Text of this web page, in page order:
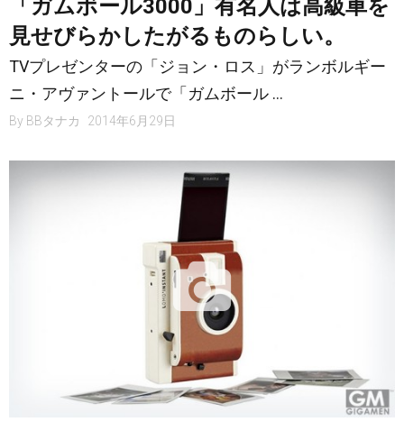
「ガムボール3000」有名人は高級車を
見せびらかしたがるものらしい。
TVプレゼンターの「ジョン・ロス」がランボルギー
ニ・アヴァントールで「ガムボール …
By BBタナカ 2014年6月29日